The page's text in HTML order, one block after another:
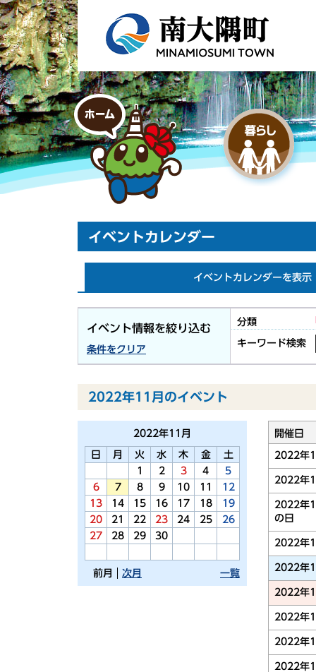
イベントカレンダー
イベントカレンダーを表示
イベント情報を絞り込む
条件をクリア
分類
キーワード検索
2022年11月のイベント
2022年11月
日 月 火 水 木 金
土
1
2 3 4
5
6
7 8 9 10 11
12
13
14 15 16 17 18
19
20
21 22 23 24 25
26
27
28 29 30
前月 一覧
次月
開催日
2022年
2022年
2022年
の日
2022年
2022年
2022年
2022年
2022年
2022年